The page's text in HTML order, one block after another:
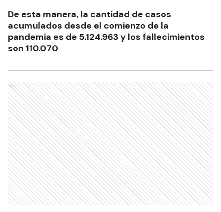
De esta manera, la cantidad de casos
acumulados desde el comienzo de la
pandemia es de 5.124.963 y los fallecimientos
son 110.070
Ads